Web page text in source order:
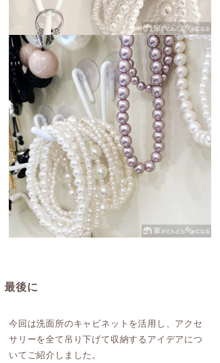
最後に
今回は洗面所のキャビネットを活用し、アクセ
サリーを全て吊り下げて収納するアイデアにつ
いてご紹介しました。